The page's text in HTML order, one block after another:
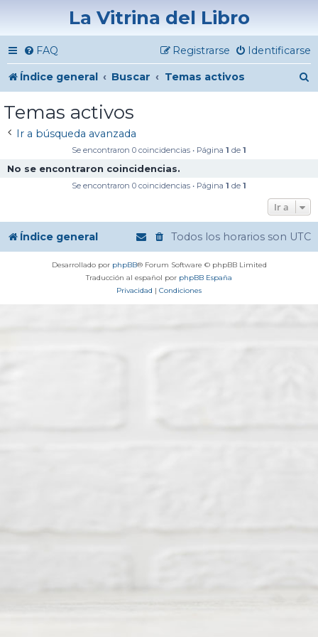
La Vitrina del Libro
FAQ Identificarse
Registrarse
Índice general Buscar Temas activos
Temas activos
Ir a búsqueda avanzada
Se encontraron 0 coincidencias • Página 1 de 1
No se encontraron coincidencias.
Se encontraron 0 coincidencias • Página 1 de 1
Ir a
Índice general Todos los horarios son UTC
Desarrollado por phpBB® Forum Software © phpBB Limited
Traducción al español por phpBB España
Privacidad | Condiciones